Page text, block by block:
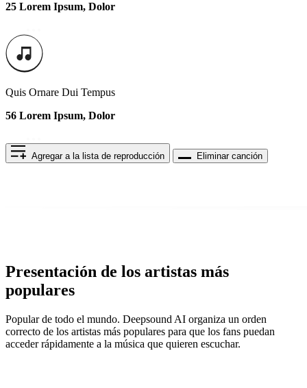
25 Lorem Ipsum, Dolor
Quis Ornare Dui Tempus
56 Lorem Ipsum, Dolor
Agregar a la lista de reproducción Eliminar canción
Presentación de los artistas más
populares
Popular de todo el mundo. Deepsound AI organiza un orden
correcto de los artistas más populares para que los fans puedan
acceder rápidamente a la música que quieren escuchar.